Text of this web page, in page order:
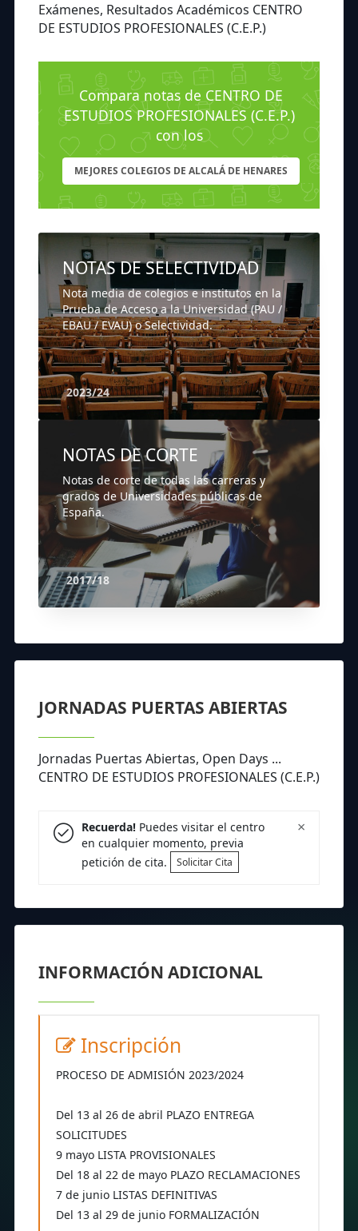
Exámenes, Resultados Académicos CENTRO
DE ESTUDIOS PROFESIONALES (C.E.P.)
Compara notas de CENTRO DE
ESTUDIOS PROFESIONALES (C.E.P.)
con los
MEJORES COLEGIOS DE ALCALÁ DE HENARES
NOTAS DE SELECTIVIDAD
Nota media de colegios e institutos en la
Prueba de Acceso a la Universidad (PAU /
EBAU / EVAU) o Selectividad.
2023/24
NOTAS DE CORTE
Notas de corte de todas las carreras y
grados de Universidades públicas de
España.
2017/18
JORNADAS PUERTAS ABIERTAS
Jornadas Puertas Abiertas, Open Days ...
CENTRO DE ESTUDIOS PROFESIONALES (C.E.P.)
×
Recuerda!Puedes visitar el centro
en cualquier momento, previa
petición de cita.
Solicitar Cita
INFORMACIÓN ADICIONAL
Inscripción
PROCESO DE ADMISIÓN 2023/2024
Del 13 al 26 de abril PLAZO ENTREGA
SOLICITUDES
9 mayo LISTA PROVISIONALES
Del 18 al 22 de mayo PLAZO RECLAMACIONES
7 de junio LISTAS DEFINITIVAS
Del 13 al 29 de junio FORMALIZACIÓN